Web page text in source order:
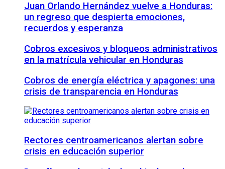
Juan Orlando Hernández vuelve a Honduras:
un regreso que despierta emociones,
recuerdos y esperanza
Cobros excesivos y bloqueos administrativos
en la matrícula vehicular en Honduras
Cobros de energía eléctrica y apagones: una
crisis de transparencia en Honduras
Rectores centroamericanos alertan sobre
crisis en educación superior